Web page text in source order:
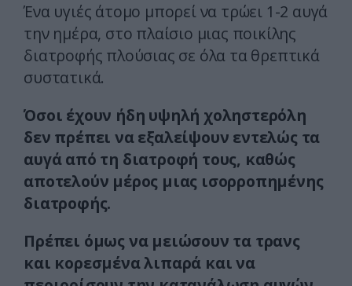
Ένα υγιές άτομο μπορεί να τρώει 1-2 αυγά
την ημέρα, στο πλαίσιο μιας ποικίλης
διατροφής πλούσιας σε όλα τα θρεπτικά
συστατικά.
Όσοι έχουν ήδη υψηλή χοληστερόλη
δεν πρέπει να εξαλείψουν εντελώς τα
αυγά από τη διατροφή τους, καθώς
αποτελούν μέρος μιας ισορροπημένης
διατροφής.
Πρέπει όμως να μειώσουν τα τρανς
και κορεσμένα λιπαρά και να